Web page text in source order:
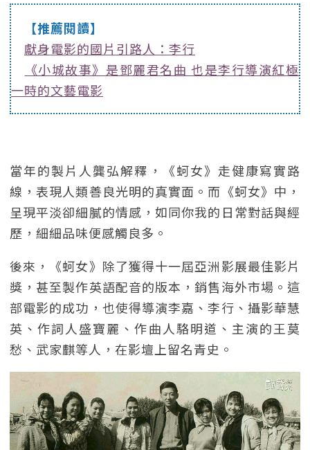
【推薦閱讀】
獻身電影的國片引路人：李行
《小城故事》是鄧麗君名曲 也是李行導演紅極
一時的文藝電影
當年的製片人龔弘解釋，《蚵女》走健康寫實路
線，表現人類善良光明的真實面。而《蚵女》中，
呈現平淡卻細膩的情感，如同你我的日常對話與經
歷，細細品味便感觸良多。
後來，《蚵女》除了獲得十一屆亞洲影展最佳影片
獎，甚至製作英語配音的版本，銷售海外市場。這
部電影的成功，也使得導演李嘉、李行、攝影華慧
英、作詞人盛寶麗、作曲人駱明道、主演的王莫
愁、武家麒等人，在影壇上留名青史。